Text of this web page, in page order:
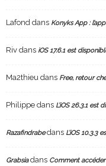
Lafond dans Konyks App :
Riv dans iOS 17.6.1 est
Ma2thieu dans Free, retour
Philippe dans L’iOS 26.3.1
Razafindrabedans L’iOS 10.3.3
Grabsiadans Comment